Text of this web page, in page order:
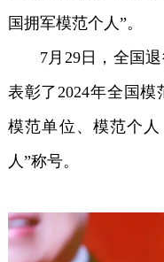
国拥军模范个人”。
7月29日，全国退
表彰了2024年全国
模范单位、模范个
人”称号。